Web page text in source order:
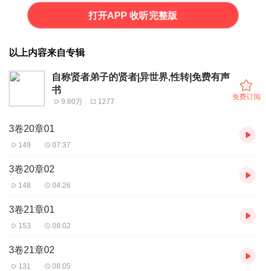
打开APP 收听完整版
以上内容来自专辑
自称贤者弟子的贤者|异世界,性转|免费有声
书
9.80万 1277
免费订阅
3卷20章01
149 07:37
3卷20章02
148 04:26
3卷21章01
153 08:02
3卷21章02
131 08:05